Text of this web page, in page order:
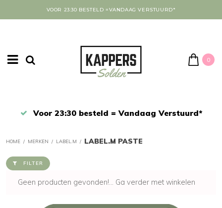
VOOR 23:30 BESTELD =VANDAAG VERSTUURD*
0
Afrekenen in een veilige omgeving
HOME / MERKEN / LABEL.M / LABEL.M PASTE
FILTER
Geen producten gevonden!... Ga verder met winkelen